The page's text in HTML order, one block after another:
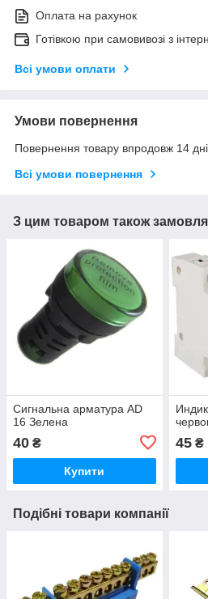
Оплата на рахунок
Готівкою при самовивозі з
Всі умови оплати
Умови повернення
Повернення товару впродовж 14
Всі умови повернення
З цим товаром також
Сигнальна арматура AD
16 Зелена
40 ₴
Купити
45₴
Подібні товари компанії